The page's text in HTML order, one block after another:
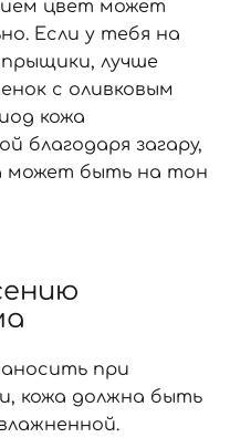
цвет может
Если у тебя на
лучше
с оливковым
кожа
благодаря загару,
может быть на тон
при
кожа должна быть